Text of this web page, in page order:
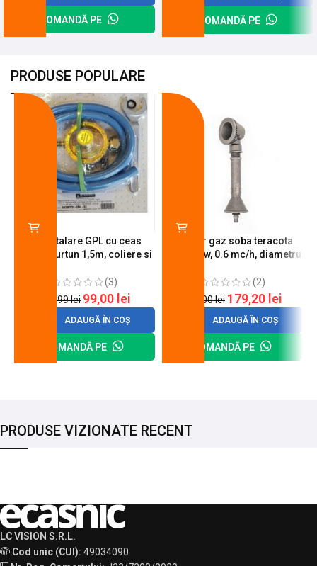
COMANDĂ PE COMANDĂ PE
PRODUSE POPULARE
Kit instalare GPL cu ceas
butelie, furtun 1,5m, coliere si
(3)
120,99lei 99,00 lei
ADAUGĂ ÎN COȘ
COMANDĂ PE
Arzator gaz soba teracota
A600, 6 kw, 0.6 mc/h, diametru
(2)
200,00lei 179,20 lei
ADAUGĂ ÎN COȘ
COMANDĂ PE
PRODUSE VIZIONATE RECENT
LC VISION S.R.L.
Cod unic (CUI): 49034090